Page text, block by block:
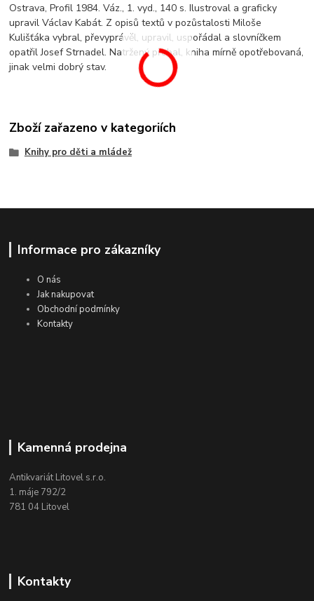
Ostrava, Profil 1984. Váz., 1. vyd., 140 s. Ilustroval a graficky
upravil Václav Kabát. Z opisů textů v pozůstalosti Miloše
Kulišťáka vybral, převyprávěl, upravil, uspořádal a slovníčkem
opatřil Josef Strnadel. Natržený přebal, kniha mírně opotřebovaná,
jinak velmi dobrý stav.
Zboží zařazeno v kategoriích
Knihy pro děti a mládež
Informace pro zákazníky
O nás
Jak nakupovat
Obchodní podmínky
Kontakty
Kamenná prodejna
Antikvariát Litovel s.r.o.
1. máje 792/2
781 04 Litovel
Kontakty